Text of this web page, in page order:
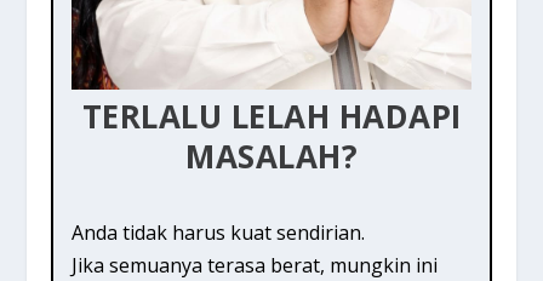
TERLALU LELAH HADAPI
MASALAH?
Anda tidak harus kuat sendirian.
Jika semuanya terasa berat, mungkin ini